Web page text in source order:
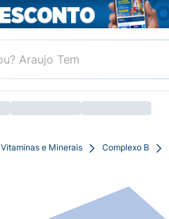
Vitaminas e Minerais Complexo B